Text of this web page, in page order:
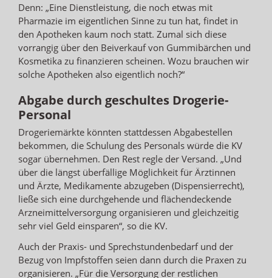
Denn: „Eine Dienstleistung, die noch etwas mit
Pharmazie im eigentlichen Sinne zu tun hat, findet in
den Apotheken kaum noch statt. Zumal sich diese
vorrangig über den Beiverkauf von Gummibärchen und
Kosmetika zu finanzieren scheinen. Wozu brauchen wir
solche Apotheken also eigentlich noch?“
Abgabe durch geschultes Drogerie-
Personal
Drogeriemärkte könnten stattdessen Abgabestellen
bekommen, die Schulung des Personals würde die KV
sogar übernehmen. Den Rest regle der Versand. „Und
über die längst überfällige Möglichkeit für Ärztinnen
und Ärzte, Medikamente abzugeben (Dispensierrecht),
ließe sich eine durchgehende und flächendeckende
Arzneimittelversorgung organisieren und gleichzeitig
sehr viel Geld einsparen“, so die KV.
Auch der Praxis- und Sprechstundenbedarf und der
Bezug von Impfstoffen seien dann durch die Praxen zu
organisieren. „Für die Versorgung der restlichen